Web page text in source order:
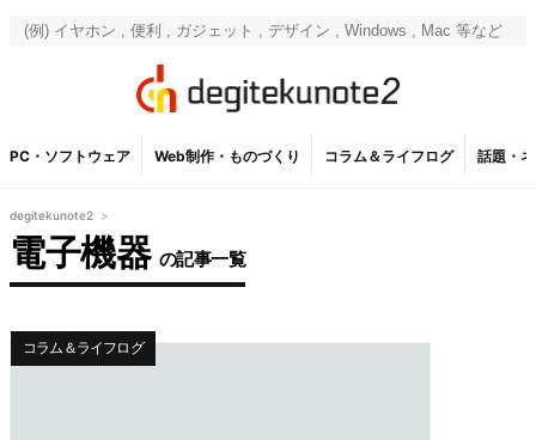
PC・ソフトウェア Web制作・ものづくり コラム＆ライフログ 話題・
degitekunote2 >
電子機器 の記事一覧
コラム＆ライフログ